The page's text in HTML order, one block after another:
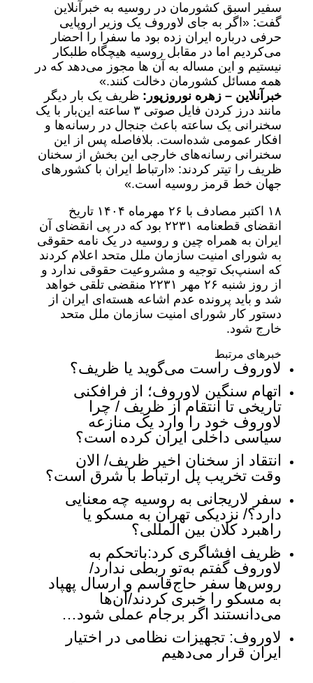
سفیر اسبق کشورمان در روسیه به خبرآنلاین
گفت: «اگر به جای لاوروف یک وزیر اروپایی
حرفی درباره ایران زده بود ما سفرا را احضار
می‌کردیم اما در مقابل روسیه هیچگاه طلبکار
نیستیم و این مساله به آن ها مجوز می‌دهد که در
همه مسائل کشورمان دخالت کنند.»
خبرآنلاین – زهره نوروزپور: ظریف یک بار دیگر
مانند درز کردن فایل صوتی ۳ ساعته این‌بار با یک
سخنرانی یک ساعته باعث جنجال در رسانه‌ها و
افکار عمومی شده‌است. بلافاصله پس از این
سخنرانی رسانه‌های خارجی این بخش از سخنان
ظریف را تیتر کردند: «ارتباط ایران با کشورهای
جهان خط قرمز روسیه است.»
۱۸ اکتبر مصادف با ۲۶ مهرماه ۱۴۰۴ تاریخ
انقضای قطعنامه ۲۲۳۱ بود که در پی انقضای آن
ایران به همراه چین و روسیه در یک نامه حقوقی
به شورای امنیت سازمان ملل متحد اعلام کردند
که اسنپ‌بک توجیه و مشروعیت حقوقی ندارد و
از روز شنبه ۲۶ مهر ۲۲۳۱ منقضی تلقی خواهد
شد و باید پرونده عدم اشاعه هسته‌ای ایران از
دستور کار شورای امنیت سازمان ملل متحد
خارج شود.
خبرهای مرتبط
لاوروف راست می‌گوید یا ظریف؟
اتهام سنگین لاوروف؛ از فرافکنی
تاریخی تا انتقام از ظریف / چرا
لاوروف خود را وارد یک منازعه
سیاسی داخلی ایران کرده است؟
انتقاد از سخنان اخیر ظریف/ الان
وقت تخریب پل ارتباط با شرق است؟
سفر لاریجانی به روسیه چه معنایی
دارد؟/ نزدیکی تهران به مسکو یا
راهبرد کلان بین المللی؟
ظریف افشاگری کرد:باتحکم به
لاوروف گفتم به‌تو ربطی ندارد/
روس‌ها سفر حاج‌قاسم و ارسال پهپاد
به مسکو را خبری کردند/آن‌ها
می‌دانستند اگر برجام عملی شود…
لاوروف: تجهیزات نظامی در اختیار
ایران قرار می‌دهیم